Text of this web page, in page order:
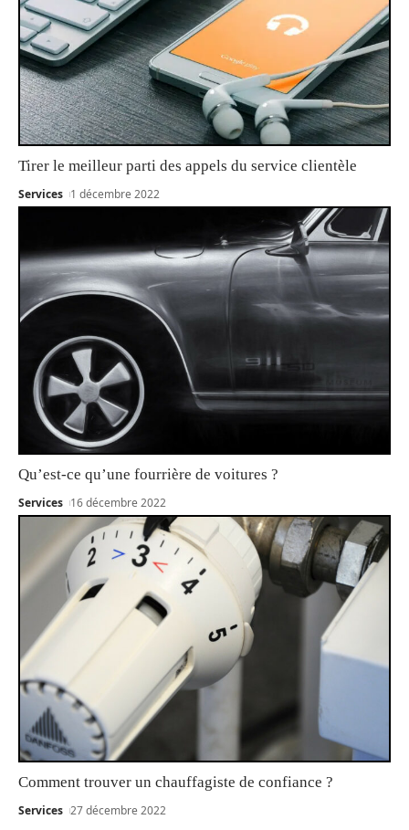
Tirer le meilleur parti des appels du service clientèle
Services 1 décembre 2022
Qu’est-ce qu’une fourrière de voitures ?
Services 16 décembre 2022
Comment trouver un chauffagiste de confiance ?
Services 27 décembre 2022